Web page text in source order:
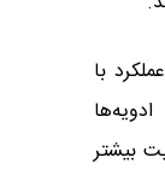
با
بیشتر